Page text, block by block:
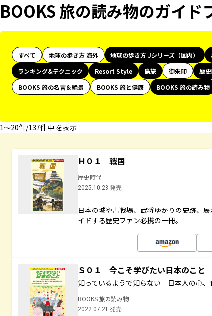
BOOKS 旅の読み物のガイド
すべて 地球の歩き方 海外 地球の歩き方 Jシリーズ（国内）
ランキング&テクニック
Resort Style 島旅 御朱印 歴
BOOKS 旅の名言＆絶景
BOOKS 旅と健康 BOOKS 旅の読み物
1〜20件/137件中 を表示
Ｈ０１ 戦国
歴史時代
2025.10.23 発売
日本の城や古戦場、武将ゆかりの史跡、
イドする歴史ファン必携の一冊。
Ｓ０１ 今こそ学びたい日本のこと
知っているようで知らない 日本人の心
BOOKS 旅の読み物
2022.07.21 発売